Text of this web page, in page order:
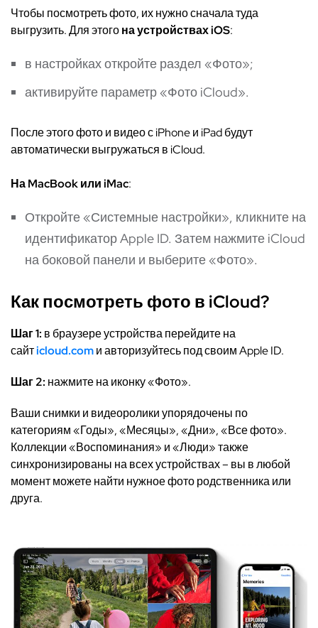
Чтобы посмотреть фото, их нужно сначала туда
выгрузить. Для этогона устройствах iOS:
в настройках откройте раздел «Фото»;
активируйте параметр «Фото iCloud».
После этого фото и видео с iPhone и iPad будут
автоматически выгружаться в iCloud.
На MacBook или iMac:
Откройте «Системные настройки», кликните на
идентификатор Apple ID. Затем нажмите iCloud
на боковой панели и выберите «Фото».
Как посмотреть фото в iCloud?
Шаг 1: в браузере устройства перейдите на
сайтicloud.comи авторизуйтесь под своим Apple ID.
Шаг 2: нажмите на иконку «Фото».
Ваши снимки и видеоролики упорядочены по
категориям «Годы», «Месяцы», «Дни», «Все фото».
Коллекции «Воспоминания» и «Люди» также
синхронизированы на всех устройствах – вы в любой
момент можете найти нужное фото родственника или
друга.